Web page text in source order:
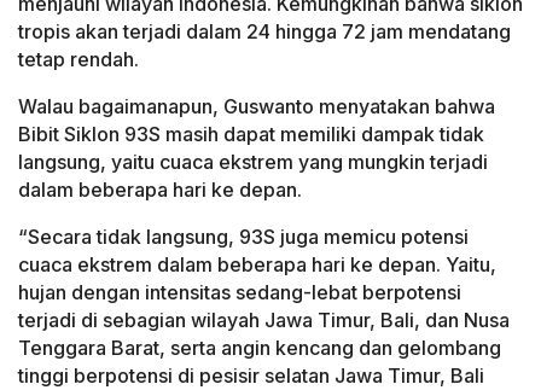
tropis akan terjadi dalam 24 hingga 72 jam mendatang
tetap rendah.
Walau bagaimanapun, Guswanto menyatakan bahwa
Bibit Siklon 93S masih dapat memiliki dampak tidak
langsung, yaitu cuaca ekstrem yang mungkin terjadi
dalam beberapa hari ke depan.
“Secara tidak langsung, 93S juga memicu potensi
cuaca ekstrem dalam beberapa hari ke depan. Yaitu,
hujan dengan intensitas sedang-lebat berpotensi
terjadi di sebagian wilayah Jawa Timur, Bali, dan Nusa
Tenggara Barat, serta angin kencang dan gelombang
tinggi berpotensi di pesisir selatan Jawa Timur, Bali